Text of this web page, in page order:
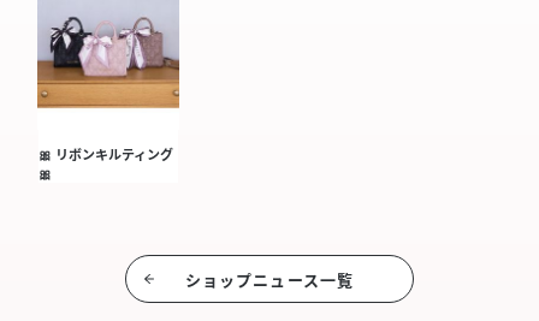
🎀 リボンキルティング
🎀
ショップニュース⼀覧